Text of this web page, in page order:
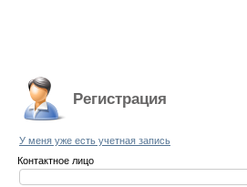
Регистрация
У меня уже есть учетная запись
Контактное лицо